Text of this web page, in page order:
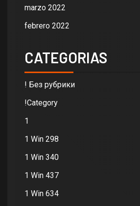
marzo 2022
febrero 2022
CATEGORIAS
! Без рубрики
!Category
1
1 Win 298
1 Win 340
1 Win 437
1 Win 634